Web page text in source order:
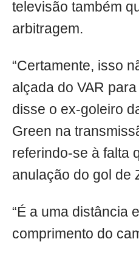
televisão também
arbitragem.
“Certamente, isso
alçada do VAR
disse o ex-goleiro
Green na
referindo-se à falta
anulação do gol de
“É a uma distância
comprimento do